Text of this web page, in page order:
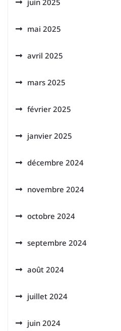
juin 2025
mai 2025
avril 2025
mars 2025
février 2025
janvier 2025
décembre 2024
novembre 2024
octobre 2024
septembre 2024
août 2024
juillet 2024
juin 2024